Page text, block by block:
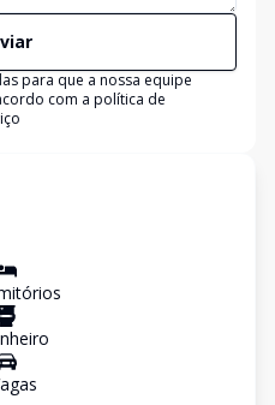
para que a nossa equipe
com a política de
s
s